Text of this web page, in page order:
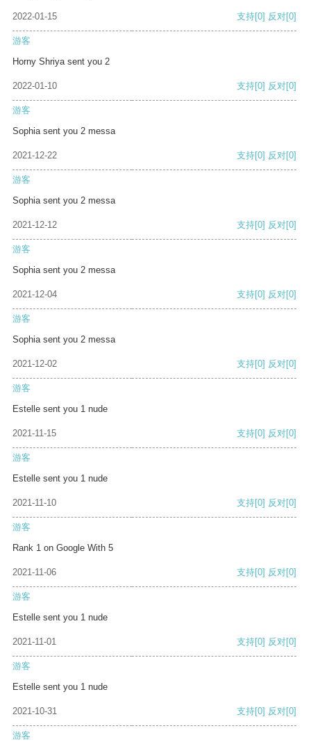
2022-01-15 支持[0] 反对[0]
游客
Horny Shriya sent you 2
2022-01-10 支持[0] 反对[0]
游客
Sophia sent you 2 messa
2021-12-22 支持[0] 反对[0]
游客
Sophia sent you 2 messa
2021-12-12 支持[0] 反对[0]
游客
Sophia sent you 2 messa
2021-12-04 支持[0] 反对[0]
游客
Sophia sent you 2 messa
2021-12-02 支持[0] 反对[0]
游客
Estelle sent you 1 nude
2021-11-15 支持[0] 反对[0]
游客
Estelle sent you 1 nude
2021-11-10 支持[0] 反对[0]
游客
Rank 1 on Google With 5
2021-11-06 支持[0] 反对[0]
游客
Estelle sent you 1 nude
2021-11-01 支持[0] 反对[0]
游客
Estelle sent you 1 nude
2021-10-31 支持[0] 反对[0]
游客